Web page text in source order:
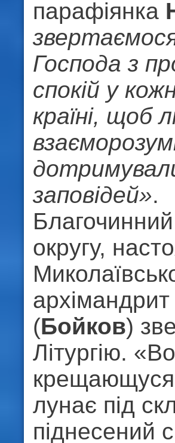
парафіянка
Господа з
спокій у
країні, щоб
заповідей».
округу,
архімандрит
(Бойков)
Літургію.
лунає під
піднесений